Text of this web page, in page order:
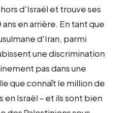
d'Israël et trouve ses
en arrière. En tant que
d'Iran, parmi
une discrimination
pas dans une
que connaît le million de
Israël – et ils sont bien